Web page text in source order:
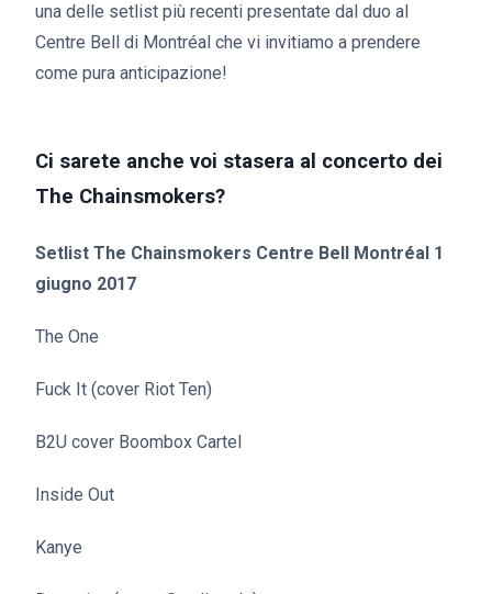
una delle setlist più recenti presentate dal duo al
Centre Bell di Montréal che vi invitiamo a prendere
come pura anticipazione!
Ci sarete anche voi stasera al concerto dei
The Chainsmokers?
Setlist The Chainsmokers Centre Bell Montréal 1
giugno 2017
The One
Fuck It (cover Riot Ten)
B2U cover Boombox Cartel
Inside Out
Kanye